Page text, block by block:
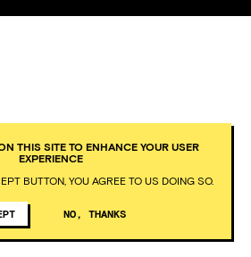
THIS SITE TO ENHANCE YOUR USER
EXPERIENCE
BUTTON, YOU AGREE TO US DOING SO.
NO, THANKS